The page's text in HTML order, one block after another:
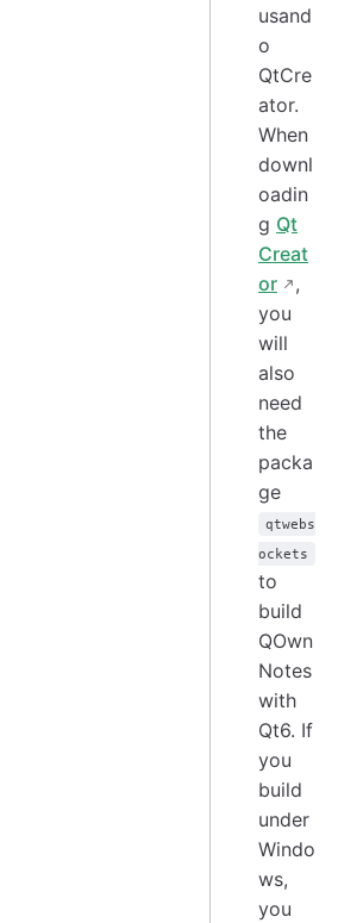
usand
o
QtCre
ator.
When
downl
oadin
g Qt
Creat
or
,
you
will
also
need
the
packa
ge
qtwebs
ockets
to
build
QOwn
Notes
with
Qt6. If
you
build
under
Windo
ws,
you